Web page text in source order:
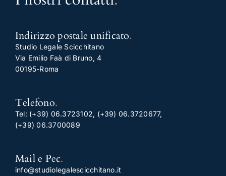
Indirizzo postale unificato.
Studio Legale Scicchitano
Via Emilio Faà di Bruno, 4
00195-Roma
Telefono.
Tel: (+39) 06.3723102, (+39) 06.3720677,
(+39) 06.3700089
Mail e Pec.
info@studiolegalescicchitano.it